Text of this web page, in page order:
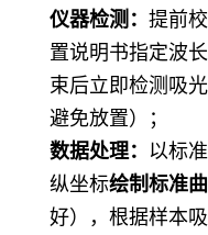
仪器检测： 提前
置说明书指定波
束后立即检测吸
避免放置）；
数据处理： 以标
纵坐标绘制标准
好），根据样本